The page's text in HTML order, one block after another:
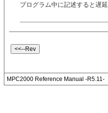
プログラム中に記述すると遅
MPC2000 Reference Manual -R5.11-